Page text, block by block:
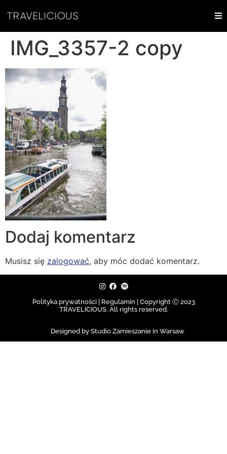
IMG_3357-2 copy
Dodaj komentarz
Musisz się zalogować, aby móc dodać komentarz.
Polityka prywatności | Regulamin | Copyright Ⓒ 2023
TRAVELICIOUS. All rights reserved.
Designed by Studio Zamieszanie in Warsaw